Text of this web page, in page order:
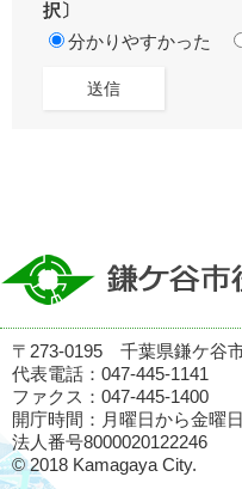
択〕
分かりやすかった
〒273-0195 千葉県鎌ケ谷
代表電話：047-445-1141
ファクス：047-445-1400
開庁時間：月曜日から金曜
法人番号8000020122246
© 2018 Kamagaya City.